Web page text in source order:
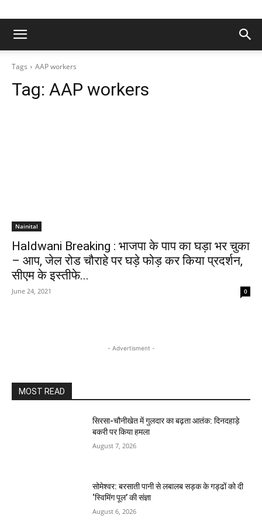
Tags AAP workers
Tag: AAP workers
Nainital
Haldwani Breaking : भाजपा के पाप का घड़ा भर चुका
– आप, जेल रोड चौराहे पर घड़े फोड़ कर किया प्रदर्शन,
सीएम के इस्तीफे...
June 24, 2021 0
- Advertisment -
MOST READ
सिरसा-चौनीखेत में गुलदार का बढ़ता आतंक: दिनदहाड़े
बकरी पर किया हमला
August 7, 2026
सोमेश्वर: बरसाती पानी से लबालब सड़क के गड्ढों को दी
‘स्विमिंग पूल’ की संज्ञा
August 6, 2026